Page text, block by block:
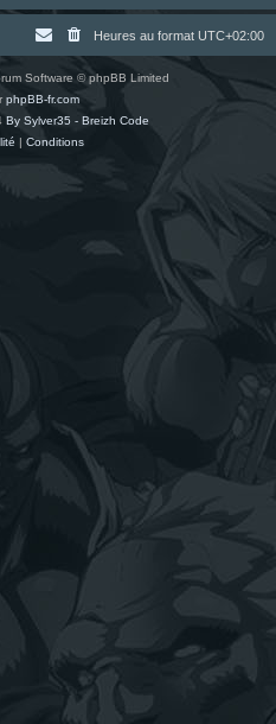
Heures au format UTC+02:00
Software © phpBB Limited
phpBB-fr.com
By Sylver35 - Breizh Code
| Conditions